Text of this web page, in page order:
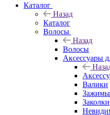
Каталог
Назад
Каталог
Волосы
Назад
Волосы
Аксессуары
Валики
Зажимы
Заколки